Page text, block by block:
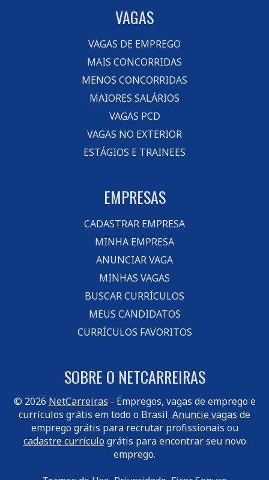
VAGAS
VAGAS DE EMPREGO
MAIS CONCORRIDAS
MENOS CONCORRIDAS
MAIORES SALÁRIOS
VAGAS PCD
VAGAS NO EXTERIOR
ESTÁGIOS E TRAINEES
EMPRESAS
CADASTRAR EMPRESA
MINHA EMPRESA
ANUNCIAR VAGA
MINHAS VAGAS
BUSCAR CURRÍCULOS
MEUS CANDIDATOS
CURRÍCULOS FAVORITOS
SOBRE O NETCARREIRAS
© 2026 NetCarreiras - Empregos, vagas de emprego e
currículos grátis em todo o Brasil. Anuncie vagas de
emprego grátis para recrutar profissionais ou
cadastre currículo grátis para encontrar seu novo
emprego.